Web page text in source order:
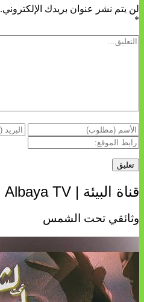
لن يتم نشر عنوان بريدك الإلكتروني.
*
قناة البيئة | Albaya TV
وثائقي تحت الشمس